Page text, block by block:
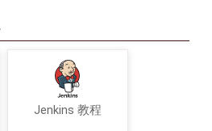
Jenkins 教程